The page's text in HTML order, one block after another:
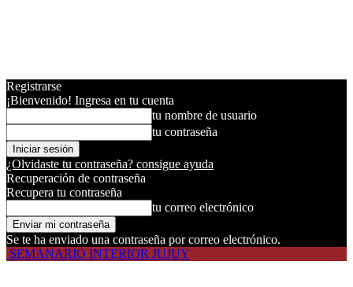
Registrarse
¡Bienvenido! Ingresa en tu cuenta
tu nombre de usuario
tu contraseña
¿Olvidaste tu contraseña? consigue ayuda
Recuperación de contraseña
Recupera tu contraseña
tu correo electrónico
Se te ha enviado una contraseña por correo electrónico.
SEMANARIO INTERIOR JUJUY